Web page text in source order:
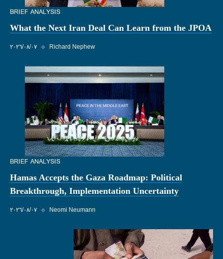
BRIEF ANALYSIS
What the Next Iran Deal Can Learn from the JPOA
٠٧‏/٠٨‏/٢٠٢٦ ◆ Richard Nephew
BRIEF ANALYSIS
Hamas Accepts the Gaza Roadmap: Political
Breakthrough, Implementation Uncertainty
٠٧‏/٠٨‏/٢٠٢٦ ◆ Neomi Neumann